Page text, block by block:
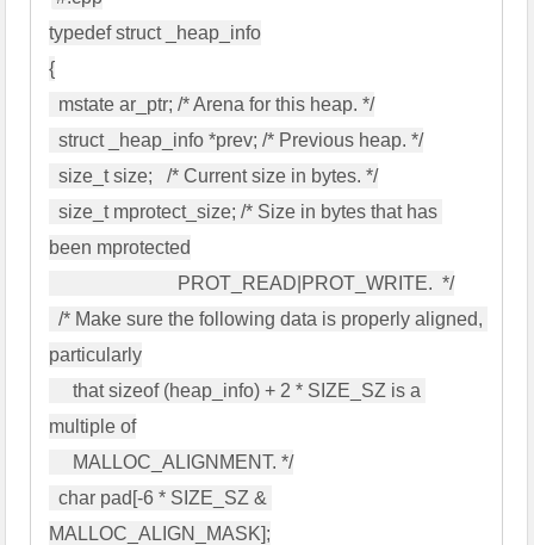
typedef struct _heap_info
{
  struct _heap_info *prev; /* Previous heap. */
  size_t size;   /* Current size in bytes. */
  size_t mprotect_size; /* Size in bytes that has
been mprotected
  /* Make sure the following data is properly aligned,
particularly
     that sizeof (heap_info) + 2 * SIZE_SZ is a
multiple of
  char pad[-6 * SIZE_SZ &
MALLOC_ALIGN_MASK];